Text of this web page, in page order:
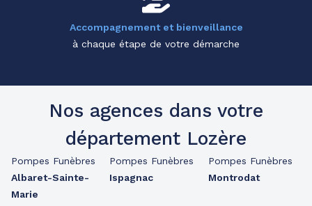
Accompagnement et bienveillance
à chaque étape de votre démarche
Nos agences dans votre
département Lozère
Pompes Funèbres
Albaret-Sainte-
Marie
Pompes Funèbres
Ispagnac
Pompes Funèbres
Montrodat